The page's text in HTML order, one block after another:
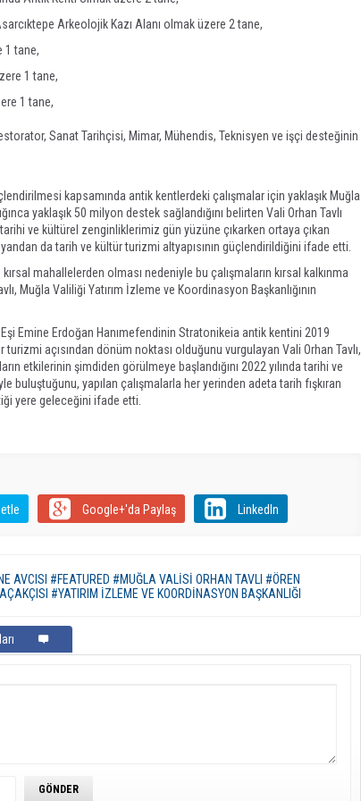
Arkeolojik Kazı Alanı olmak üzere 2 tane,
1 tane,
1 tane,
1 tane,
Sanat Tarihçisi, Mimar, Mühendis, Teknisyen ve işçi desteğinin
kapsamında antik kentlerdeki çalışmalar için yaklaşık Muğla
yaklaşık 50 milyon destek sağlandığını belirten Vali Orhan Tavlı
ve kültürel zenginliklerimiz gün yüzüne çıkarken ortaya çıkan
da tarih ve kültür turizmi altyapısının güçlendirildiğini ifade etti.
mahallelerden olması nedeniyle bu çalışmaların kırsal kalkınma
Muğla Valiliği Yatırım İzleme ve Koordinasyon Başkanlığının
Emine Erdoğan Hanımefendinin Stratonikeia antik kentini 2019
açısından dönüm noktası olduğunu vurgulayan Vali Orhan Tavlı,
etkilerinin şimdiden görülmeye başlandığını 2022 yılında tarihi ve
buluştuğunu, yapılan çalışmalarla her yerinden adeta tarih fışkıran
yere geleceğini ifade etti.
Google+'da Paylaş LinkedIn
AVCISI #FEATURED #MUĞLA VALİSİ ORHAN TAVLI #ÖREN
#YATIRIM İZLEME VE KOORDİNASYON BAŞKANLIĞI